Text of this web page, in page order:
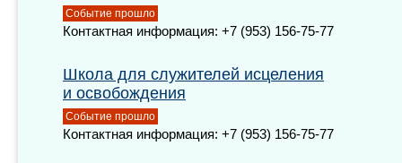
Событие прошло
Контактная информация: +7 (953) 156-75-77
Школа для служителей исцеления
и освобождения
Событие прошло
Контактная информация: +7 (953) 156-75-77